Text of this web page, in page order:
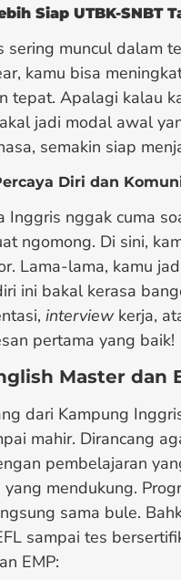
Siap UTBK-SNBT
sering muncul dalam
kamu bisa
tepat. Apalagi kalau
jadi modal awal
semakin siap
Diri dan
Inggris nggak cuma
ngomong. Di sini,
Lama-lama, kamu
ini bakal kerasa
interviewkerja,
pertama yang baik!
Master dan
dari Kampung
mahir. Dirancang
pembelajaran
yang mendukung.
sama bule.
sampai tes
EMP: